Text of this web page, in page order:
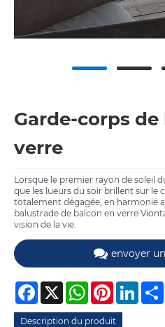
Garde-corps
verre
Lorsque le premier rayon de soleil
que les lueurs du soir brillent sur le
totalement dégagée, en harmonie
balustrade de balcon en verre
vision de la vie.
envoyer
Facebook
X WhatsAppPinterest
Description du produit